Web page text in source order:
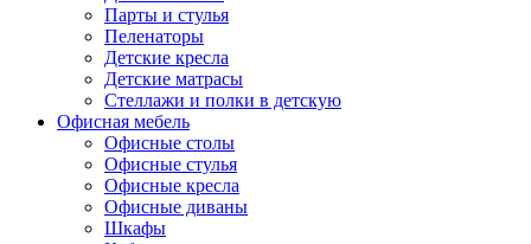
Парты и стулья
Пеленаторы
Детские кресла
Детские матрасы
Стеллажи и полки в детскую
Офисная мебель
Офисные столы
Офисные стулья
Офисные кресла
Офисные диваны
Шкафы